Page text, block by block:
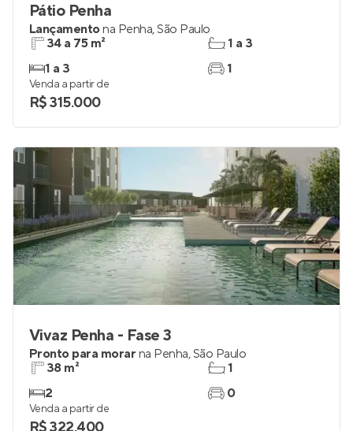
Pátio Penha
Lançamentona Penha,São Paulo
34 a 75 m²
1 a 3
1 a 3
1
Venda a partir de
R$ 315.000
Vivaz Penha - Fase 3
Pronto para morar na Penha,São Paulo
38 m²
2
1
0
Venda a partir de